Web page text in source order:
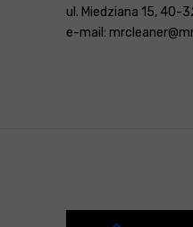
ul. Miedziana 15, 40-
e-mail: